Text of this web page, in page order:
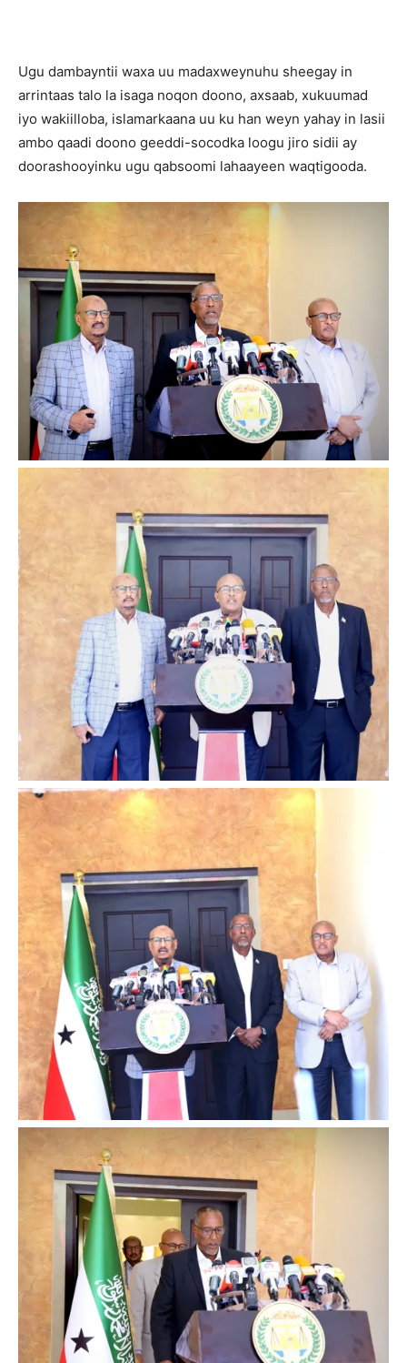
Ugu dambayntii waxa uu madaxweynuhu sheegay in
arrintaas talo la isaga noqon doono, axsaab, xukuumad
iyo wakiilloba, islamarkaana uu ku han weyn yahay in lasii
ambo qaadi doono geeddi-socodka loogu jiro sidii ay
doorashooyinku ugu qabsoomi lahaayeen waqtigooda.